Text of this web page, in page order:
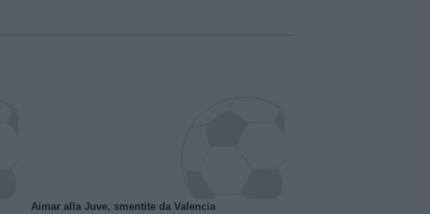
Aimar alla Juve, smentite da Valencia